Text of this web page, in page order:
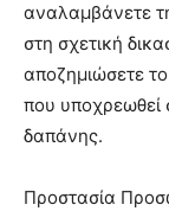
αναλαμβάνετε
στη σχετική
αποζημιώσετε
που
δαπάνης.
Προστασία